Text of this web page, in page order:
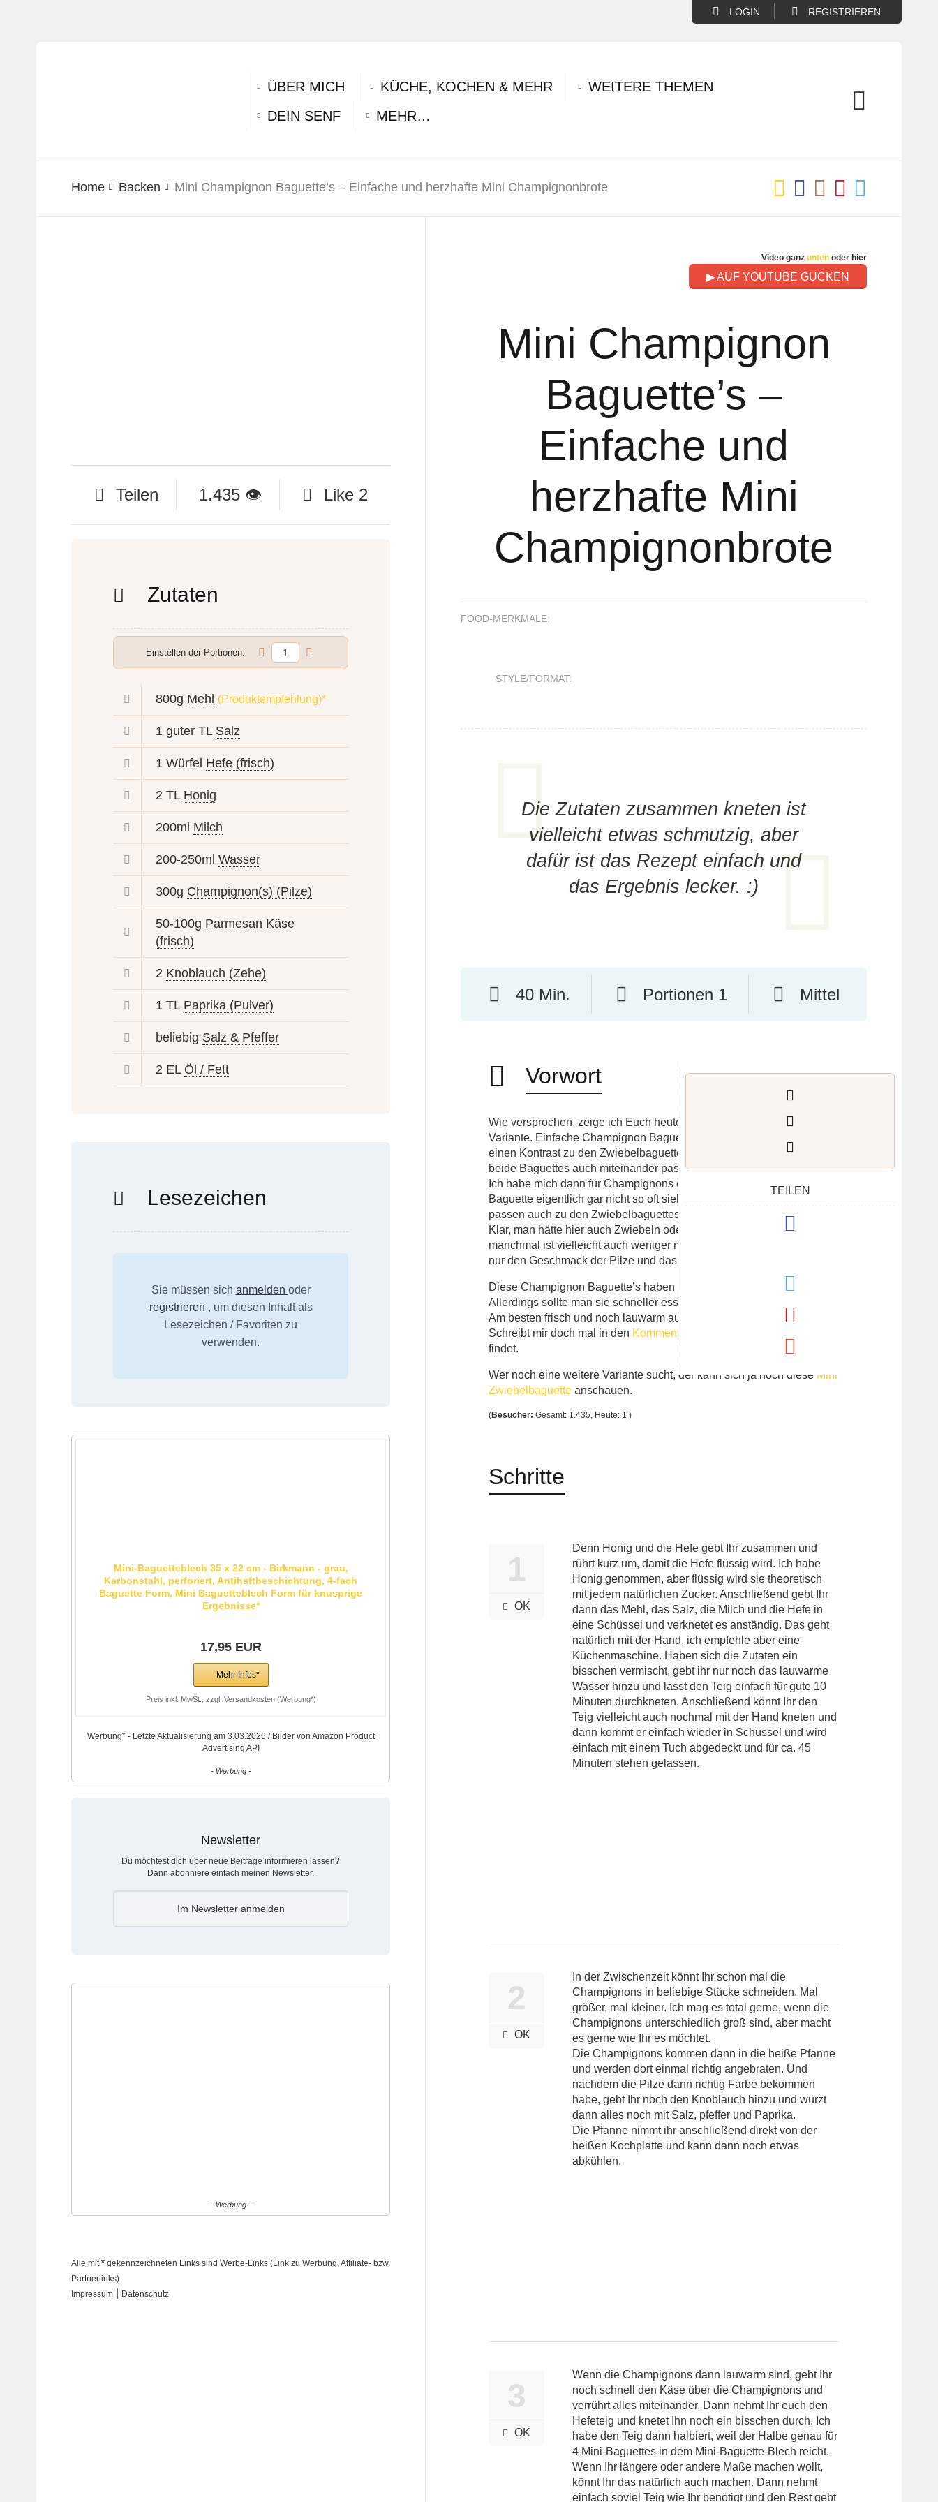
LOGIN REGISTRIEREN
ÜBER MICH KÜCHE, KOCHEN & MEHR
WEITERE THEMEN
DEIN SENF
MEHR…
Home Backen Mini Champignon Baguette’s – Einfache und herzhafte Mini Champignonbrote
Teilen 1.435 👁 Like 2
Zutaten
Einstellen der Portionen:
800g Mehl (Produktempfehlung)*
1 guter TL Salz
1 Würfel Hefe (frisch)
2 TL Honig
200ml Milch
200-250ml Wasser
300g Champignon(s) (Pilze)
50-100g Parmesan Käse
(frisch)
2 Knoblauch (Zehe)
1 TL Paprika (Pulver)
beliebig Salz & Pfeffer
2 EL Öl / Fett
Lesezeichen
Sie müssen sich anmelden oder
registrieren , um diesen Inhalt als
Lesezeichen / Favoriten zu
verwenden.
Mini-Baguetteblech 35 x 22 cm - Birkmann - grau,
Karbonstahl, perforiert, Antihaftbeschichtung, 4-fach
Baguette Form, Mini Baguetteblech Form für knusprige
Ergebnisse*
17,95 EUR
Mehr Infos*
Preis inkl. MwSt., zzgl. Versandkosten (Werbung*)
Werbung* - Letzte Aktualisierung am 3.03.2026 / Bilder von Amazon Product
Advertising API
- Werbung -
Newsletter
Du möchtest dich über neue Beiträge informieren lassen?
Dann abonniere einfach meinen Newsletter.
Im Newsletter anmelden
– Werbung –
Alle mit* gekennzeichneten Links sind Werbe-Links (Link zu Werbung, Affiliate- bzw.
Partnerlinks)
Impressum
Datenschutz
Video ganz unten oder hier
▶ AUF YOUTUBE GUCKEN
Mini Champignon
Baguette’s –
Einfache und
herzhafte Mini
Champignonbrote
FOOD-MERKMALE:
STYLE/FORMAT:
Die Zutaten zusammen kneten ist
vielleicht etwas schmutzig, aber
dafür ist das Rezept einfach und
das Ergebnis lecker. :)
40 Min. Portionen 1 Mittel
Vorwort
TEILEN
Wie versprochen, zeige ich Euch heute nochmal ein andere Baguette-
Variante. Einfache Champignon Baguette’s. Ich wollte nämlich einfach
einen Kontrast zu den Zwiebelbaguettes haben, aber trotzdem sollten
beide Baguettes auch miteinander passen.
Ich habe mich dann für Champignons entschieden, weil man solche
Baguette eigentlich gar nicht so oft sieht. Aber sie sind lecker und
passen auch zu den Zwiebelbaguettes.
Klar, man hätte hier auch Zwiebeln oder Speck zugeben können, aber
manchmal ist vielleicht auch weniger mehr. Denn so hat man wirklich
nur den Geschmack der Pilze und das ist auch mal ganz nett. 😀
Diese Champignon Baguette’s haben echt lecker geschmeckt.
Allerdings sollte man sie schneller essen, als die Zwiebelbaguettes.
Am besten frisch und noch lauwarm aus dem Ofen.
Schreibt mir doch mal in den Kommentaren
findet.
Wer noch eine weitere Variante sucht, der kann sich ja noch diese Mini
Zwiebelbaguette anschauen.
(Besucher: Gesamt: 1.435, Heute: 1 )
Schritte
1
OK
Denn Honig und die Hefe gebt Ihr zusammen und
rührt kurz um, damit die Hefe flüssig wird. Ich habe
Honig genommen, aber flüssig wird sie theoretisch
mit jedem natürlichen Zucker. Anschließend gebt Ihr
dann das Mehl, das Salz, die Milch und die Hefe in
eine Schüssel und verknetet es anständig. Das geht
natürlich mit der Hand, ich empfehle aber eine
Küchenmaschine. Haben sich die Zutaten ein
bisschen vermischt, gebt ihr nur noch das lauwarme
Wasser hinzu und lasst den Teig einfach für gute 10
Minuten durchkneten. Anschließend könnt Ihr den
Teig vielleicht auch nochmal mit der Hand kneten und
dann kommt er einfach wieder in Schüssel und wird
einfach mit einem Tuch abgedeckt und für ca. 45
Minuten stehen gelassen.
2
OK
In der Zwischenzeit könnt Ihr schon mal die
Champignons in beliebige Stücke schneiden. Mal
größer, mal kleiner. Ich mag es total gerne, wenn die
Champignons unterschiedlich groß sind, aber macht
es gerne wie Ihr es möchtet.
Die Champignons kommen dann in die heiße Pfanne
und werden dort einmal richtig angebraten. Und
nachdem die Pilze dann richtig Farbe bekommen
habe, gebt Ihr noch den Knoblauch hinzu und würzt
dann alles noch mit Salz, pfeffer und Paprika.
Die Pfanne nimmt ihr anschließend direkt von der
heißen Kochplatte und kann dann noch etwas
abkühlen.
3
OK
Wenn die Champignons dann lauwarm sind, gebt Ihr
noch schnell den Käse über die Champignons und
verrührt alles miteinander. Dann nehmt Ihr euch den
Hefeteig und knetet Ihn noch ein bisschen durch. Ich
habe den Teig dann halbiert, weil der Halbe genau für
4 Mini-Baguettes in dem Mini-Baguette-Blech reicht.
Wenn Ihr längere oder andere Maße machen wollt,
könnt Ihr das natürlich auch machen. Dann nehmt
einfach soviel Teig wie Ihr benötigt und den Rest gebt